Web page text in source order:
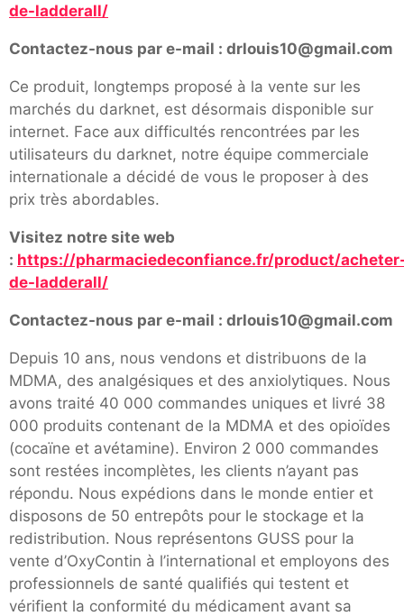
de-ladderall/
Contactez-nous par e-mail : drlouis10@gmail.com
Ce produit, longtemps proposé à la vente sur les
marchés du darknet, est désormais disponible sur
internet. Face aux difficultés rencontrées par les
utilisateurs du darknet, notre équipe commerciale
internationale a décidé de vous le proposer à des
prix très abordables.
Visitez notre site web
: https://pharmaciedeconfiance.fr/product/
de-ladderall/
Contactez-nous par e-mail : drlouis10@gmail.com
Depuis 10 ans, nous vendons et distribuons de la
MDMA, des analgésiques et des anxiolytiques. Nous
avons traité 40 000 commandes uniques et livré 38
000 produits contenant de la MDMA et des opioïdes
(cocaïne et avétamine). Environ 2 000 commandes
sont restées incomplètes, les clients n’ayant pas
répondu. Nous expédions dans le monde entier et
disposons de 50 entrepôts pour le stockage et la
redistribution. Nous représentons GUSS pour la
vente d’OxyContin à l’international et employons des
professionnels de santé qualifiés qui testent et
vérifient la conformité du médicament avant sa